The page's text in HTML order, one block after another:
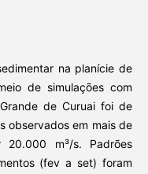
na planície de
de simulações com
de Curuai foi de
observados em mais de
m³/s. Padrões
(fev a set) foram